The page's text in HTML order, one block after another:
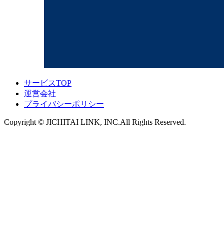
サービスTOP
運営会社
プライバシーポリシー
Copyright ©︎ JICHITAI LINK, INC.All Rights Reserved.